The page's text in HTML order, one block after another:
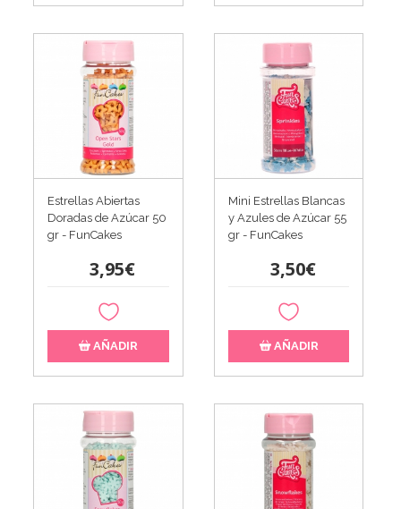
Estrellas Abiertas
Doradas de Azúcar 50
gr - FunCakes
3,95€
AÑADIR
Mini Estrellas Blancas
y Azules de Azúcar 55
gr - FunCakes
3,50€
AÑADIR